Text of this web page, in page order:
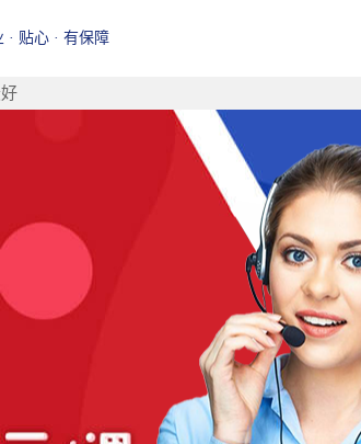
· 贴心 · 有保障